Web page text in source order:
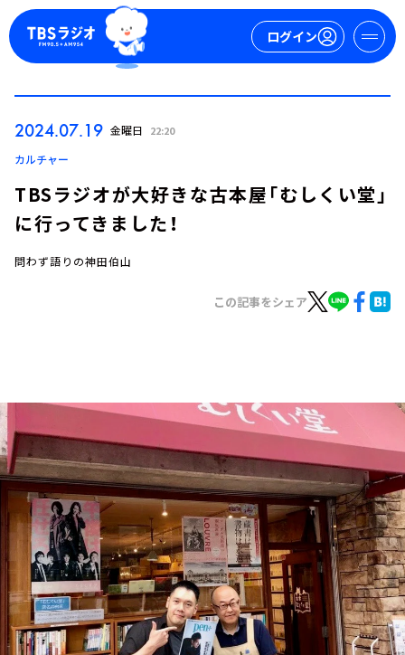
ログイン
お知らせ
イベント・グッズ
YouTube
会社情報
2024.07.19 金曜日 22:20
カルチャー
TBSラジオが大好きな古本屋「むしくい堂」
に行ってきました！
問わず語りの神田伯山
この記事をシェア